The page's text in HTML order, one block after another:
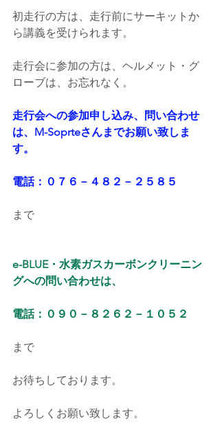
初走行の方は、走行前にサーキットか
ら講義を受けられます。
走行会に参加の方は、ヘルメット・グ
ローブは、お忘れなく。
走行会への参加申し込み、問い合わせ
は、M-Soprteさんまでお願い致しま
す。
電話：０７６－４８２－２５８５
まで
e-BLUE・水素ガスカーボンクリーニン
グへの問い合わせは、
電話：０９０－８２６２－１０５２
まで
お待ちしております。
よろしくお願い致します。